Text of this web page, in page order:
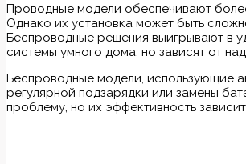
Проводные модели обеспечивают
Однако их установка может быть
Беспроводные решения выигрывают в
системы умного дома, но зависят от
Беспроводные модели, использующие
регулярной подзарядки или замены
проблему, но их эффективность